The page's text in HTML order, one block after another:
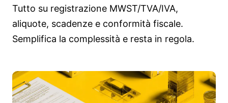
Tutto su registrazione MWST/TVA/IVA,
aliquote, scadenze e conformità fiscale.
Semplifica la complessità e resta in regola.